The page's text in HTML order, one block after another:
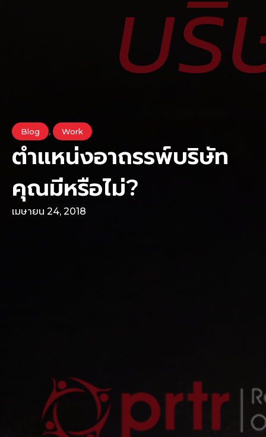
Blog , Work
ตำแหน่งอาถรรพ์บริษัท
คุณมีหรือไม่?
เมษายน 24, 2018